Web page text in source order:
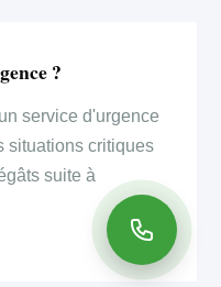
?
service d'urgence
situations critiques
suite à